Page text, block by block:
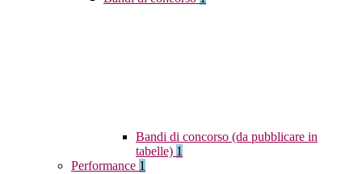
Bandi di concorso (da pubblicare in
tabelle) 1
Performance 1